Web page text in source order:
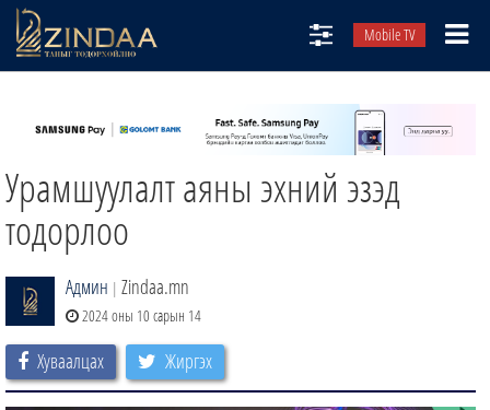
Mobile TV
ТВ8
ӨГЛӨӨНИЙ СОНИН
АУДИО ЗОХИОЛ
ЗИНДАА СЭТГҮҮЛ
Урамшуулалт аяны эхний эзэд
тодорлоо
Админ | Zindaa.mn
2024 оны 10 сарын 14
Хуваалцах Жиргэх